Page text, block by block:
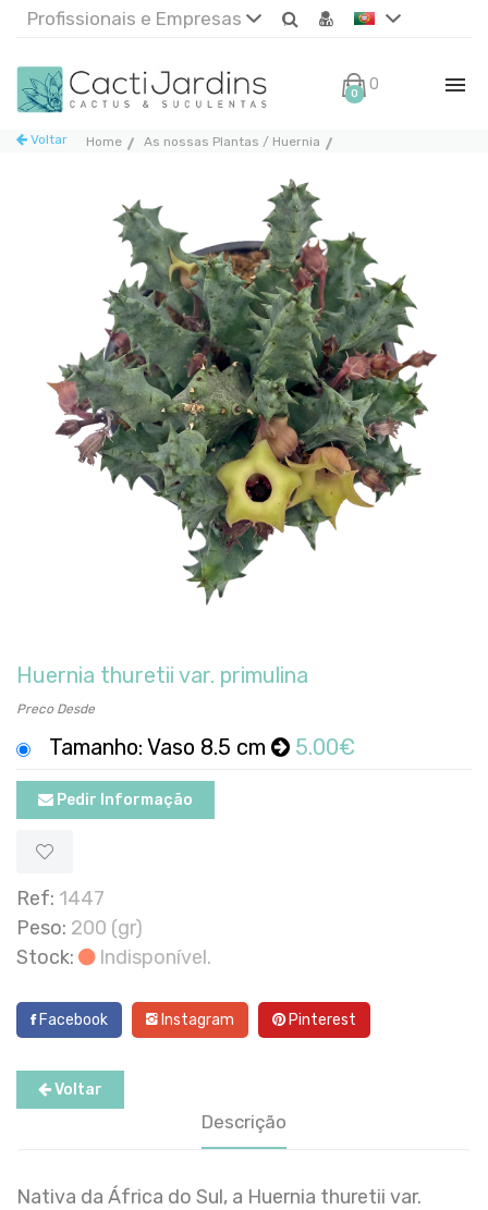
Profissionais e Empresas
0 0€
Home As nossas Plantas / Huernia
Voltar
Huernia thuretii var. primulina
Preco Desde
Tamanho: Vaso 8.5 cm 5.00€
Pedir Informação
Ref: 1447
Peso: 200 (gr)
Stock:
Indisponível.
Facebook Instagram Pinterest
Voltar
Descrição
Nativa da África do Sul, a Huernia thuretii var.